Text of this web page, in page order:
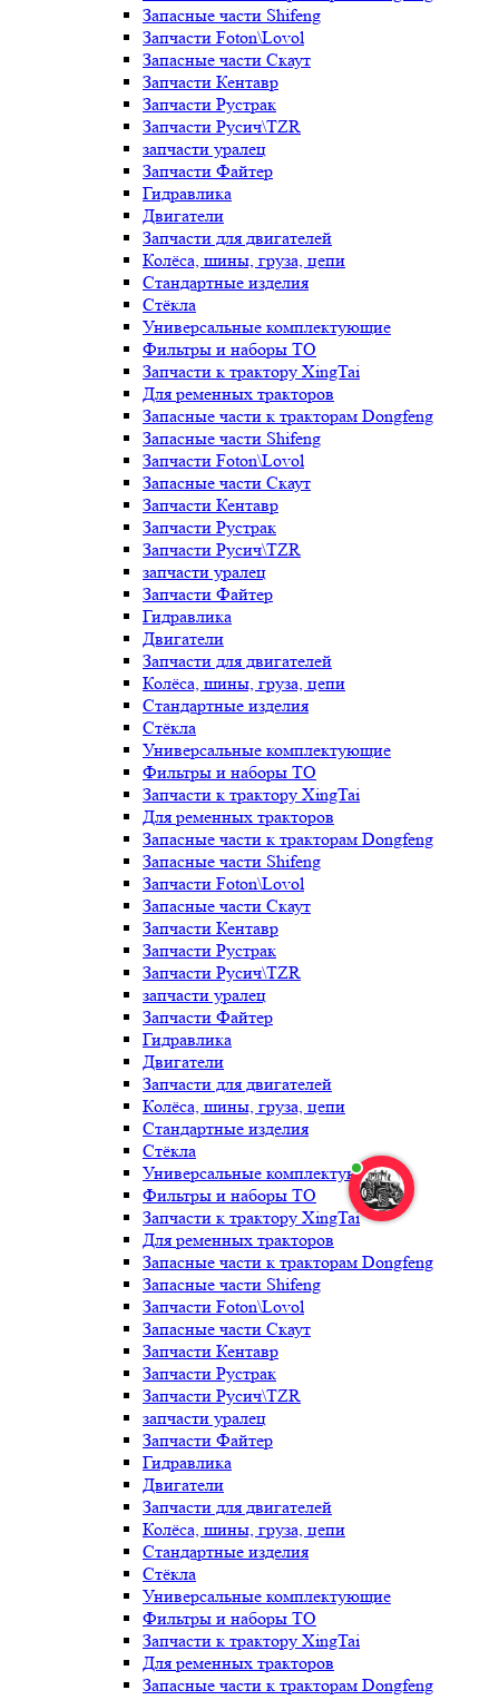
Запасные части Shifeng
Запчасти Foton\Lovol
Запасные части Скаут
Запчасти Кентавр
Запчасти Рустрак
Запчасти Русич\TZR
запчасти уралец
Запчасти Файтер
Гидравлика
Двигатели
Запчасти для двигателей
Колёса, шины, груза, цепи
Стандартные изделия
Стёкла
Универсальные комплектующие
Фильтры и наборы ТО
Запчасти к трактору XingTai
Для ременных тракторов
Запасные части к тракторам Dongfeng
Запасные части Shifeng
Запчасти Foton\Lovol
Запасные части Скаут
Запчасти Кентавр
Запчасти Рустрак
Запчасти Русич\TZR
запчасти уралец
Запчасти Файтер
Гидравлика
Двигатели
Запчасти для двигателей
Колёса, шины, груза, цепи
Стандартные изделия
Стёкла
Универсальные комплектующие
Фильтры и наборы ТО
Запчасти к трактору XingTai
Для ременных тракторов
Запасные части к тракторам Dongfeng
Запасные части Shifeng
Запчасти Foton\Lovol
Запасные части Скаут
Запчасти Кентавр
Запчасти Рустрак
Запчасти Русич\TZR
запчасти уралец
Запчасти Файтер
Гидравлика
Двигатели
Запчасти для двигателей
Колёса, шины, груза, цепи
Стандартные изделия
Стёкла
Универсальные комплектующие
Фильтры и наборы ТО
Запчасти к трактору XingTai
Для ременных тракторов
Запасные части к тракторам Dongfeng
Запасные части Shifeng
Запчасти Foton\Lovol
Запасные части Скаут
Запчасти Кентавр
Запчасти Рустрак
Запчасти Русич\TZR
запчасти уралец
Запчасти Файтер
Гидравлика
Двигатели
Запчасти для двигателей
Колёса, шины, груза, цепи
Стандартные изделия
Стёкла
Универсальные комплектующие
Фильтры и наборы ТО
Запчасти к трактору XingTai
Для ременных тракторов
Запасные части к тракторам Dongfeng